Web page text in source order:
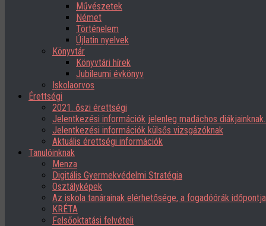
Művészetek
Német
Történelem
Újlatin nyelvek
Könyvtár
Könyvtári hírek
Jubileumi évkönyv
Iskolaorvos
Érettségi
2021. őszi érettségi
Jelentkezési információk jelenleg madáchos
Jelentkezési információk külsős vizsgázóknak
Aktuális érettségi információk
Tanulóinknak
Menza
Digitális Gyermekvédelmi Stratégia
Osztályképek
Az iskola tanárainak elérhetősége, a fogadóórák
KRÉTA
Felsőoktatási felvételi